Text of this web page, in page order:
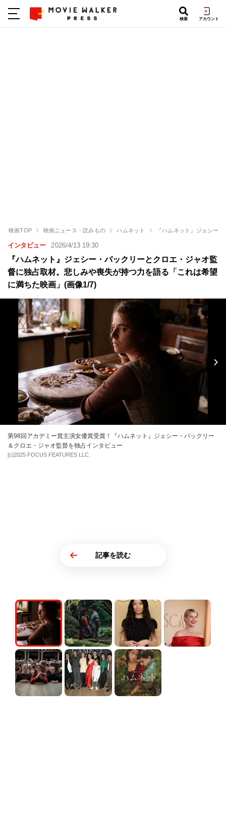
検索 アカウント
映画TOP 映画ニュース・読みもの ハムネット 『ハムネット』ジェシー
インタビュー 2026/4/13 19:30
『ハムネット』ジェシー・バックリーとクロエ・ジャオ監
督に独占取材。悲しみや喪失が持つ力を語る「これは希望
に満ちた映画」(画像1/7)
第98回アカデミー賞主演女優賞受賞！『ハムネット』ジェシー・バックリー
＆クロエ・ジャオ監督を独占インタビュー
[c]2025 FOCUS FEATURES LLC.
記事を読む